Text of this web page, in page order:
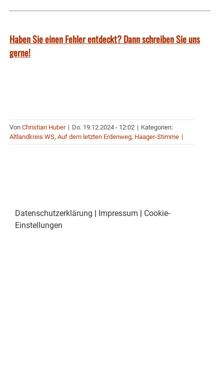
Haben Sie einen Fehler entdeckt? Dann schreiben Sie uns
gerne!
Von Christian Huber | Do. 19.12.2024 - 12:02 | Kategorien:
Altlandkreis WS, Auf dem letzten Erdenweg, Haager-Stimme |
Datenschutzerklärung | Impressum | Cookie-
Einstellungen